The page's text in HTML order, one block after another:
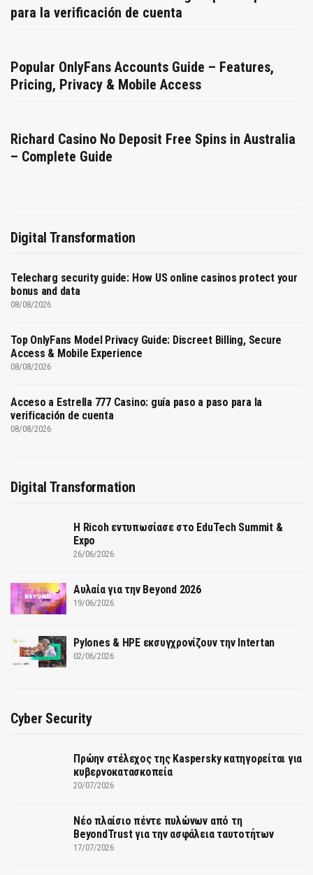
para la verificación de cuenta
Popular OnlyFans Accounts Guide – Features,
Pricing, Privacy & Mobile Access
Richard Casino No Deposit Free Spins in Australia
– Complete Guide
Digital Transformation
Telecharg security guide: How US online casinos protect your
bonus and data
08/08/2026
Top OnlyFans Model Privacy Guide: Discreet Billing, Secure
Access & Mobile Experience
08/08/2026
Acceso a Estrella 777 Casino: guía paso a paso para la
verificación de cuenta
08/08/2026
Digital Transformation
Η Ricoh εντυπωσίασε στο EduTech Summit &
Expo
26/06/2026
Αυλαία για την Beyond 2026
19/06/2026
Pylones & HPE εκσυγχρονίζουν την Intertan
02/06/2026
Cyber Security
Πρώην στέλεχος της Kaspersky κατηγορείται για
κυβερνοκατασκοπεία
20/07/2026
Νέο πλαίσιο πέντε πυλώνων από τη
BeyondTrust για την ασφάλεια ταυτοτήτων
17/07/2026